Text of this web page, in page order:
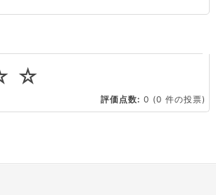
☆
評価点数: 0 (0 件の投票)